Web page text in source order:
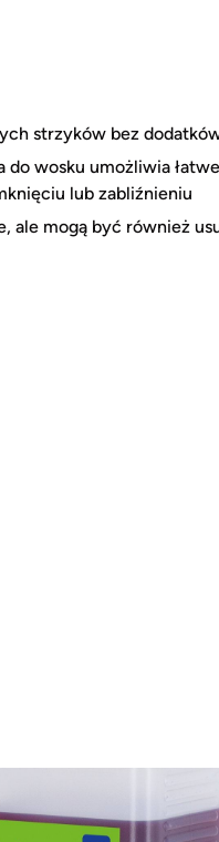
strzyków bez
do wosku umożliwia
lub zabliźnieniu
ale mogą być również